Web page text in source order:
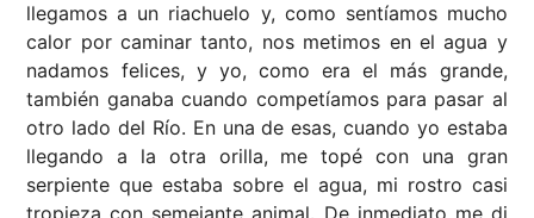
llegamos a un riachuelo y, como sentíamos mucho
calor por caminar tanto, nos metimos en el agua y
nadamos felices, y yo, como era el más grande,
también ganaba cuando competíamos para pasar al
otro lado del Río. En una de esas, cuando yo estaba
llegando a la otra orilla, me topé con una gran
serpiente que estaba sobre el agua, mi rostro casi